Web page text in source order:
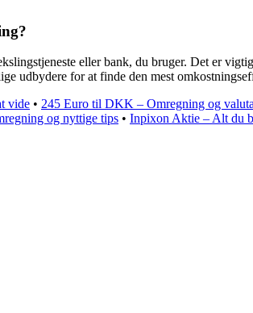
eller bank, du bruger. Det er
udbydere for at finde den mest
vide • 245 Euro til DKK – Omregning og
og nyttige tips • Inpixon Aktie – Alt du